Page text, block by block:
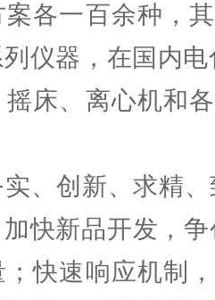
各一百余种，
仪器，在国内
床、离心机和
实、创新、求精
快新品开发，
快速响应机制